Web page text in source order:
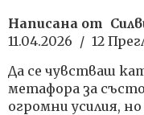
Написана от
11.04.2026 / 12
Да се чувстваш
метафора за
огромни усилия,